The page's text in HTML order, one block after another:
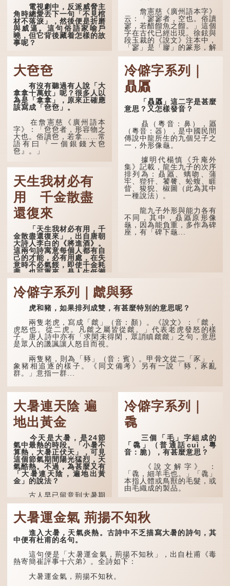
電視劇中，反派威脅主
角時總愛丟下一句「不見棺
材不落淚」，然後便是折磨
與威逼。這句俗語家喻戶
曉，但它背後藏着怎樣的故
事呢？
「不見棺材不落淚」的
原句，有說法是「不見棺材
不下淚」或「不見親棺不下
淚」，出自明朝蘭陵笑笑生
所著的《金瓶梅詞話》第九
十八回。原意是指人未親眼
見到親人棺木，便不會真正
感到悲傷；後來引申為比喻
敗，便不肯罷休。
許多人對這上半句耳熟
能詳，但它其實還有下半句
——「不到黃河心不死」...
詹憲慈《廣州語本字》
云：「寥寥者，空也。俗讀
寥，若醋餾魚之餾。」這個
字在古代已經出現。徐鉉與
段玉裁的《說文》注本中，
「寥」是「廫」的篆形，解
·安期先生》載琊阜老人故
事，以「寥寥安期，虛質高
清」形容空虛無所事事。
大夿夿
有沒有聽過有人說「大
拿拿十萬蚊」呢？很多人以
為是「拿拿」，原來正確應
該寫成「夿夿」。
在詹憲慈《廣州語本
字》：「夿夿者，形容物之
大也。俗讀夿，若拿……常
語有曰『一個銀錢大夿
夿』。」
「夿」形容大，「一個
銀錢大夿夿」，就形容金錢
數量之大了。「大夿夿十萬
蚊」，就是說十萬元是一筆
大數目了。
不過，「夿」字本音讀
作「巴（bā）」，因此
「大夿夿」理應讀成「大巴
巴」。問題是，若依足本
音，...
天生我材必有
用 千金散盡
還復來
「天生我材必有用，千
金散盡還復來」，出自唐朝
大詩人李白的《將進酒》。
這兩句詩寓意每個人都有自
己的才能，必有用處，在失
意時不必氣餒，即使千金耗
盡，也可重來，是人生低潮
時激勵向上的名句。
原詩寫道：「人生得意
須盡歡，莫使金樽空對月。
天生我材必有用，千金散盡
會須一飲三百杯。」意思是
說：上天給了我才能，必然
有用到的地方；即使千金散
去，也終會重新得到。
李白作此詩時，大約是
天寶十一年。當時他已被唐
玄宗賜金放還約八年，這期
冷僻字系列｜
贔屭
「贔屭」這二字是甚麼
意思？又怎樣發音？
贔（粵音：鼻），屭
（粵音：器），是中國民間
傳說中龍所生的九個兒子之
一，外形像龜。
據明代楊慎《升庵外
集》記載，龍生九子的次序
排列為：贔屭、螭吻、蒲
牢、狴犴、饕餮、蚣蝮、睚
眥、狻猊、椒圖（此為其中
一種說法）。
龍九子外形與能力各有
不同，其中，贔屭原形像
龜，因為能負重，多作為碑
座，有「碑下龜...
冷僻字系列｜虤與豩
虎和豬，如果排列成雙，有甚麼特別的意思呢？
兩隻老虎，寫成「虤」（音：顏）。《說文》：「虤，
虎怒也。從二虎。凡虤之屬皆從虤。」代表老虎發怒的樣
子。唐人詩中亦有「求閑未得閑，眾誚瞋虤虤」之句，意思
是眾人的譏諷讓人怒目而視。
兩隻豬，則為「豩」（音：賓）。甲骨文從二「豕」，
象豬相追逐的樣子。《同文備考》另有一說「豩，豕亂
群。」意指一群...
大暑連天陰 遍
地出黃金
今天是大暑，是24節
氣中最熱的時段。「小暑不
算熱，大暑正伏天」，可見
這個節氣期間陽光猛烈，天
氣酷熱。不過，為甚麼又有
「大暑連天陰，遍地出黃
金」的說法？
古人早已留意到大暑期
間的氣候規律。《逸周書·
時訓解》記載：「大暑之
日，腐草化為螢。又五日，
土潤溽暑。又五日，大雨時
行。」意思是說，大暑時節
螢火蟲出生，土地濕熱，常
有大雨出現。
冷僻字系列｜
毳
三個「毛」字組成的
「毳」（普通話cuì，粵
音：脆），有甚麼意思？
《說文解字》 ：
「毳，細羊毛也。」「毳」
本指人體或鳥獸的毛髮，或
由毛織成的製品。
人體表面，例如手臂等
部位生長的細毛，也叫
「毳」，又叫「寒毛」、
「汗毛」。
醫學上，「毳毛」是一
童時期長出的一種細小、不
易注意到卻又幾乎遍布全身
的毛髮。毳毛的密度因人而
大暑運金氣 荊揚不知秋
進入大暑，天氣炎熱。古詩中不乏描寫大暑的詩句，其
中便有杜甫的名句。
這句便是「大暑運金氣，荊揚不知秋」，出自杜甫《毒
熱寄簡崔評事十六弟》。全詩如下：
大暑運金氣，荊揚不知秋。